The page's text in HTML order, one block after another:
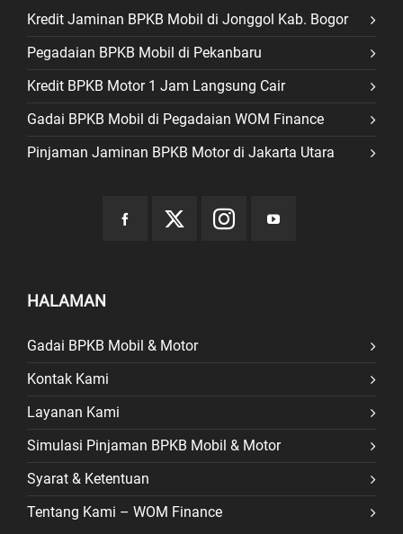
Kredit Jaminan BPKB Mobil di Jonggol Kab. Bogor
Pegadaian BPKB Mobil di Pekanbaru
Kredit BPKB Motor 1 Jam Langsung Cair
Gadai BPKB Mobil di Pegadaian WOM Finance
Pinjaman Jaminan BPKB Motor di Jakarta Utara
HALAMAN
Gadai BPKB Mobil & Motor
Kontak Kami
Layanan Kami
Simulasi Pinjaman BPKB Mobil & Motor
Syarat & Ketentuan
Tentang Kami – WOM Finance